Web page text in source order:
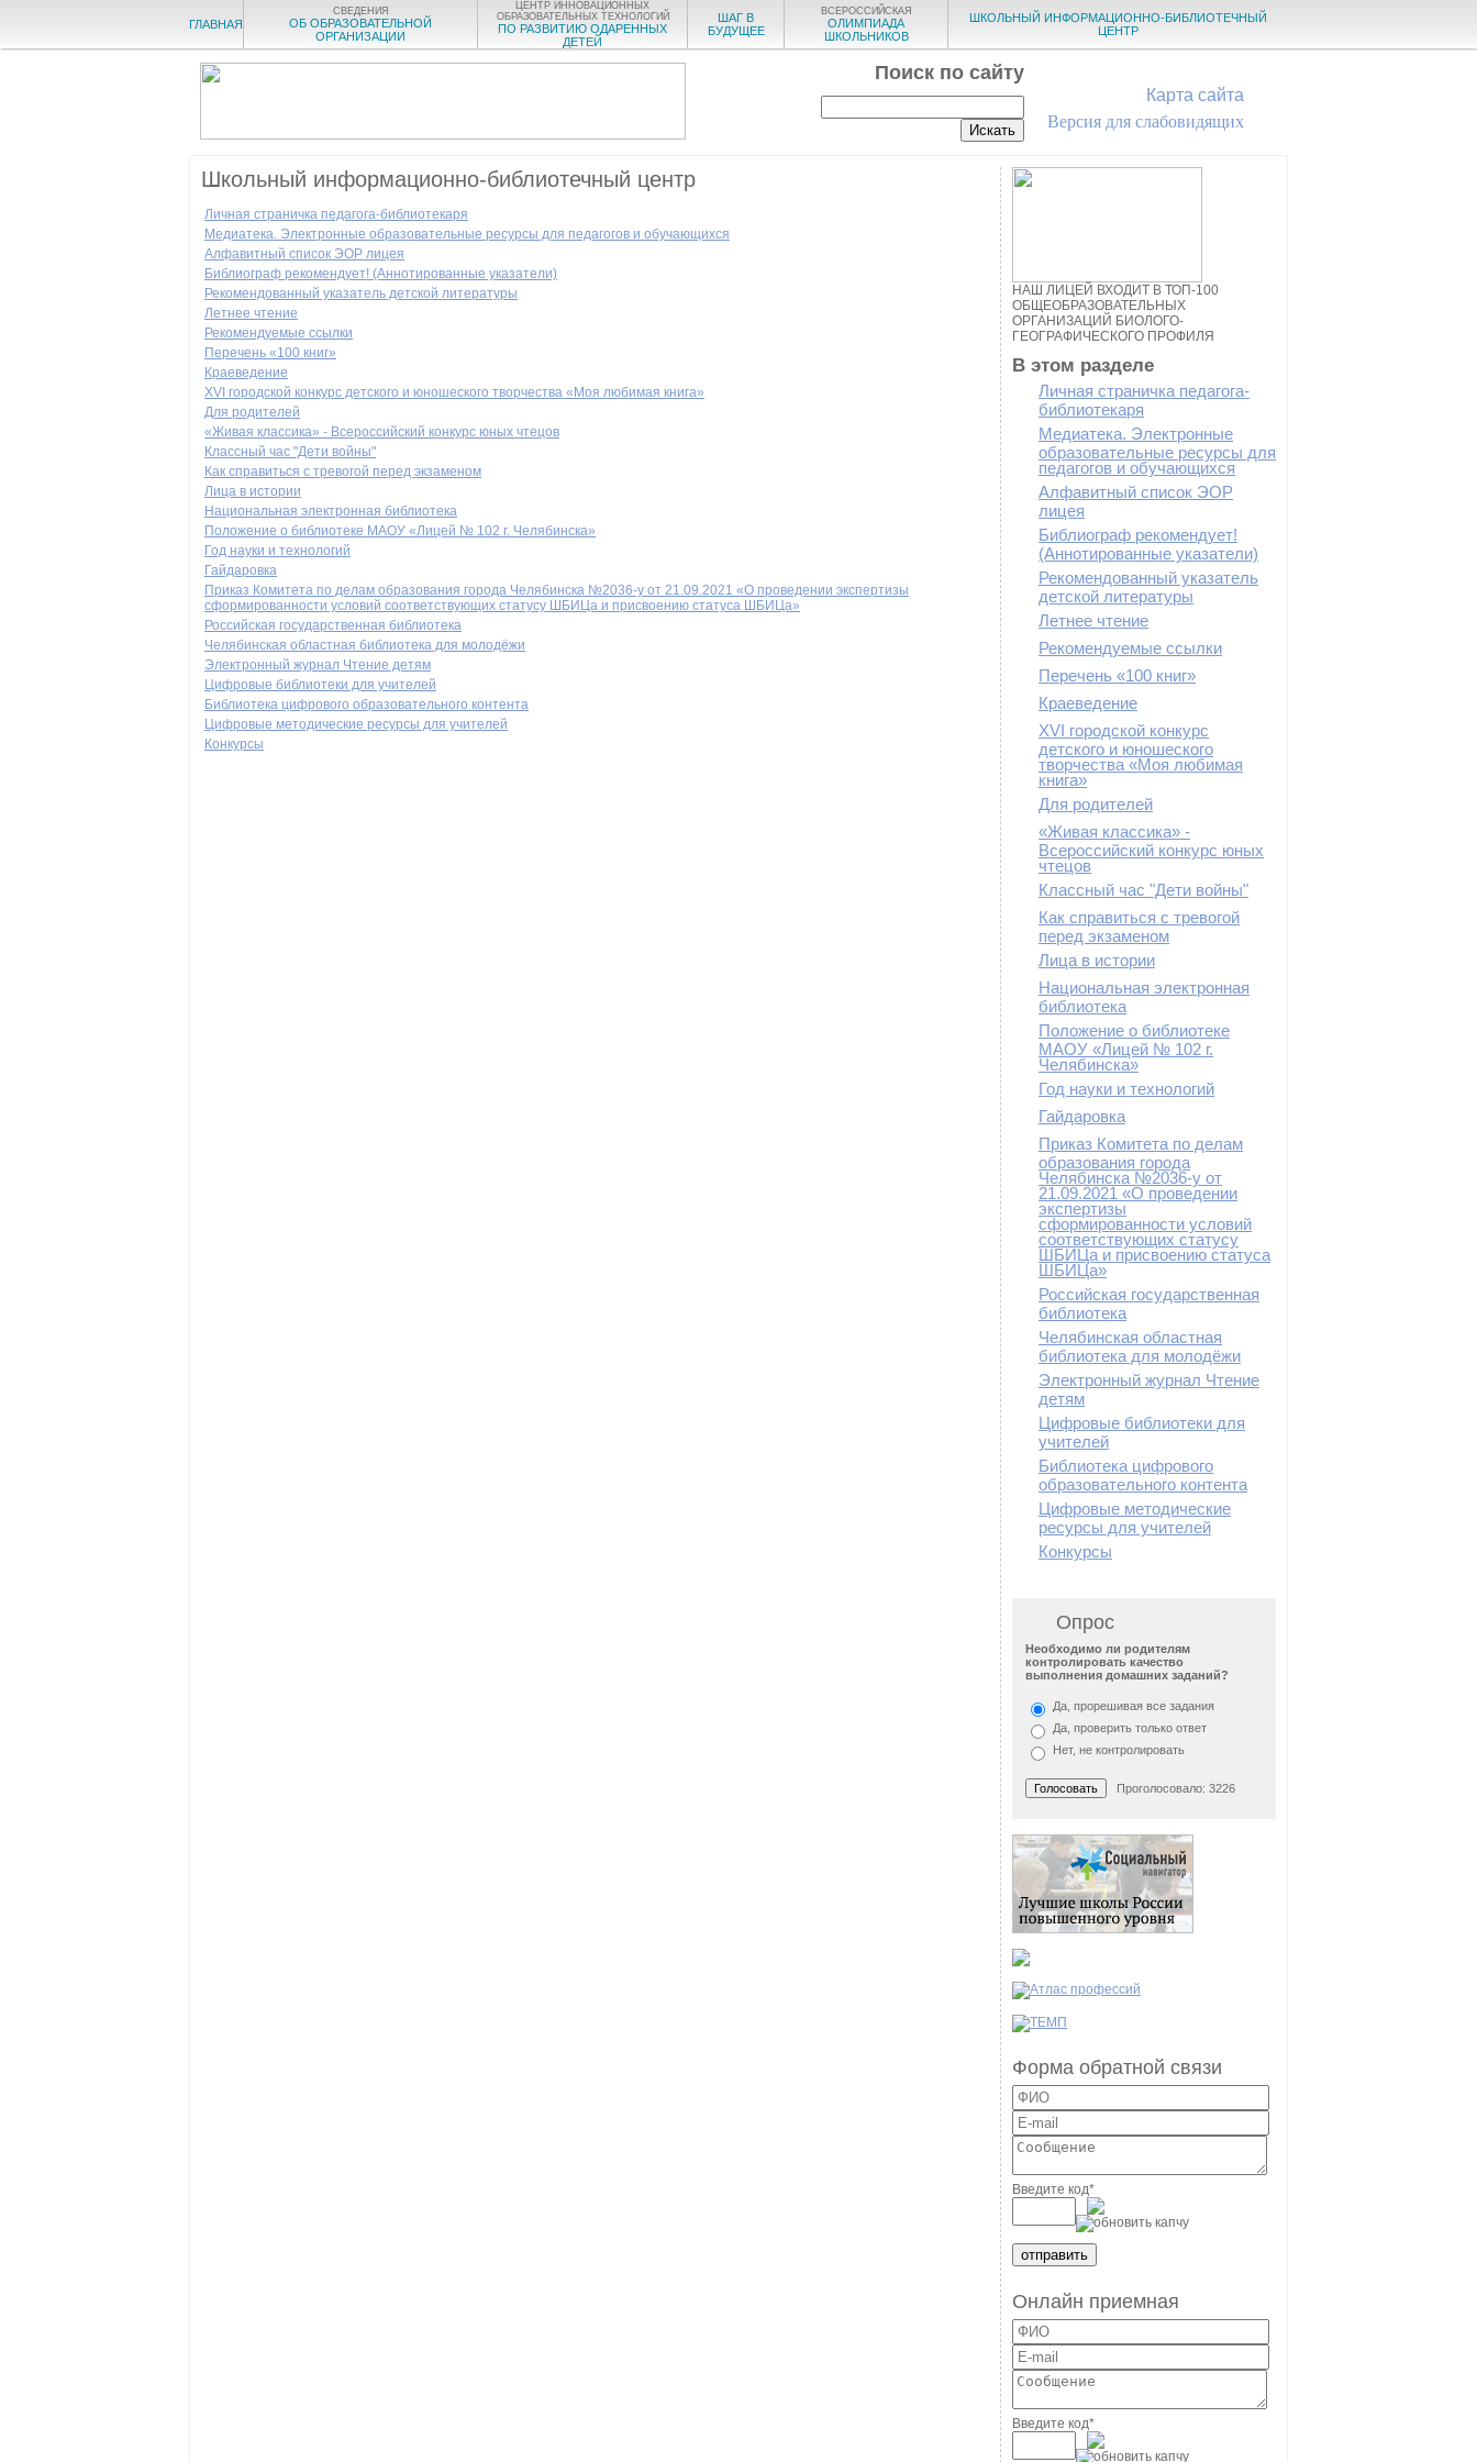
ГЛАВНАЯ
СВЕДЕНИЯ
ОБ ОБРАЗОВАТЕЛЬНОЙ
ОРГАНИЗАЦИИ
ЦЕНТР ИННОВАЦИОННЫХ
ОБРАЗОВАТЕЛЬНЫХ ТЕХНОЛОГИЙ
ПО РАЗВИТИЮ ОДАРЕННЫХ
ДЕТЕЙ
ШАГ В
БУДУЩЕЕ
ВСЕРОССИЙСКАЯ
ОЛИМПИАДА
ШКОЛЬНИКОВ
ШКОЛЬНЫЙ ИНФОРМАЦИОННО-БИБЛИОТЕЧНЫЙ
ЦЕНТР
Поиск по сайту
Карта сайта
Версия для слабовидящих
Школьный информационно-библиотечный центр
Личная страничка педагога-библиотекаря
Медиатека. Электронные образовательные ресурсы для педагогов и обучающихся
Алфавитный список ЭОР лицея
Библиограф рекомендует! (Аннотированные указатели)
Рекомендованный указатель детской литературы
Летнее чтение
Рекомендуемые ссылки
Перечень «100 книг»
Краеведение
XVI городской конкурс детского и юношеского творчества «Моя любимая книга»
Для родителей
«Живая классика» - Всероссийский конкурс юных чтецов
Классный час "Дети войны"
Как справиться с тревогой перед экзаменом
Лица в истории
Национальная электронная библиотека
Положение о библиотеке МАОУ «Лицей № 102 г. Челябинска»
Год науки и технологий
Гайдаровка
Приказ Комитета по делам образования города Челябинска №2036-у от 21.09.2021 «О проведении экспертизы
сформированности условий соответствующих статусу ШБИЦа и присвоению статуса ШБИЦа»
Российская государственная библиотека
Челябинская областная библиотека для молодёжи
Электронный журнал Чтение детям
Цифровые библиотеки для учителей
Библиотека цифрового образовательного контента
Цифровые методические ресурсы для учителей
Конкурсы
НАШ ЛИЦЕЙ ВХОДИТ В ТОП-100
ОБЩЕОБРАЗОВАТЕЛЬНЫХ
ОРГАНИЗАЦИЙ БИОЛОГО-
ГЕОГРАФИЧЕСКОГО ПРОФИЛЯ
В этом разделе
Личная страничка педагога-
библиотекаря
Медиатека. Электронные
образовательные ресурсы для
педагогов и обучающихся
Алфавитный список ЭОР
лицея
Библиограф рекомендует!
(Аннотированные указатели)
Рекомендованный указатель
детской литературы
Летнее чтение
Рекомендуемые ссылки
Перечень «100 книг»
Краеведение
XVI городской конкурс
детского и юношеского
творчества «Моя любимая
книга»
Для родителей
«Живая классика» -
Всероссийский конкурс юных
чтецов
Классный час "Дети войны"
Как справиться с тревогой
перед экзаменом
Лица в истории
Национальная электронная
библиотека
Положение о библиотеке
МАОУ «Лицей № 102 г.
Челябинска»
Год науки и технологий
Гайдаровка
Приказ Комитета по делам
образования города
Челябинска №2036-у от
21.09.2021 «О проведении
экспертизы
сформированности условий
соответствующих статусу
ШБИЦа и присвоению статуса
ШБИЦа»
Российская государственная
библиотека
Челябинская областная
библиотека для молодёжи
Электронный журнал Чтение
детям
Цифровые библиотеки для
учителей
Библиотека цифрового
образовательного контента
Цифровые методические
ресурсы для учителей
Конкурсы
Опрос
Необходимо ли родителям
контролировать качество
выполнения домашних заданий?
Да, прорешивая все задания
Да, проверить только ответ
Нет, не контролировать
Проголосовало: 3226
Форма обратной связи
Введите код*
Онлайн приемная
Введите код*